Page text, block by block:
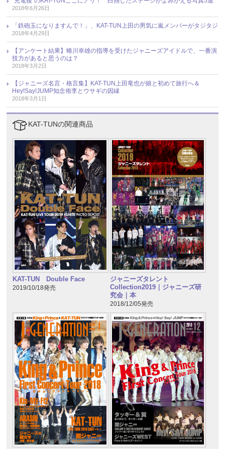
2018年6月26日
「鉄砲玉になりますんで！」、KAT-TUN上田の男気に嵐メンバーがタジタジ
2018年4月29日
【アンケート結果】蜷川幸雄の指導を受けたジャニーズアイドルで、一番演
技力があると思うのは？
2018年3月2日
【ジャニーズ名言・格言集】KAT-TUN上田竜也が娘と初めて旅行へ＆
Hey!Say!JUMP知念侑李とウサギの因縁
2018年3月1日
KAT-TUNの関連商品
KAT-TUN Double Face
2019/10/18発売
ジャニーズタレント
Collection2019｜ジャニーズ研
究会｜本
2018/12/05発売